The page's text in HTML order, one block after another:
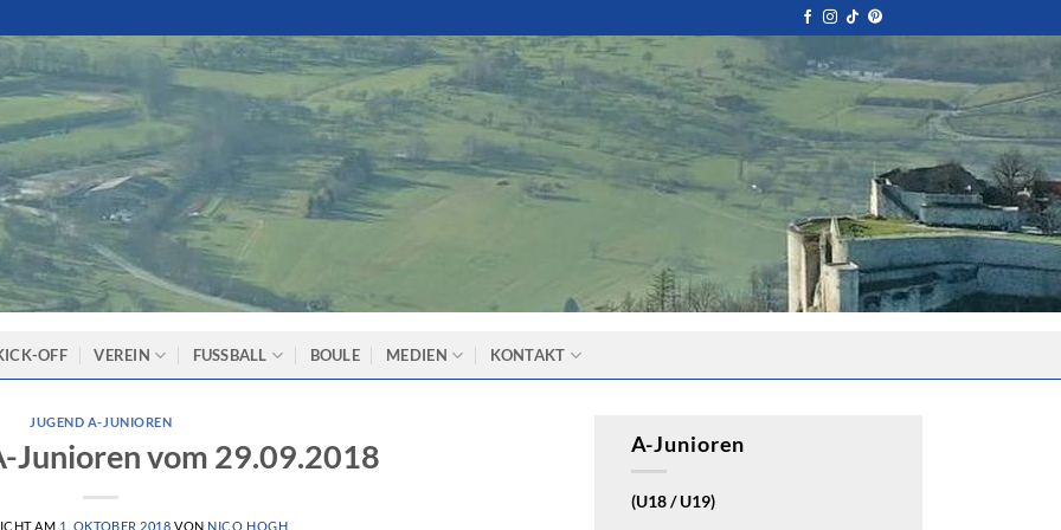
OFF VEREIN FUSSBALL BOULE MEDIEN KONTAKT
JUGEND A-JUNIOREN
Junioren vom 29.09.2018
AM 1. OKTOBER 2018 VON NICO HOGH
A-Junioren
(U18 / U19)